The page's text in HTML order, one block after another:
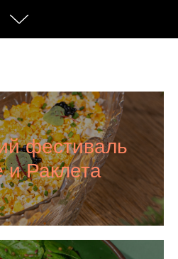
фестиваль
и Раклета